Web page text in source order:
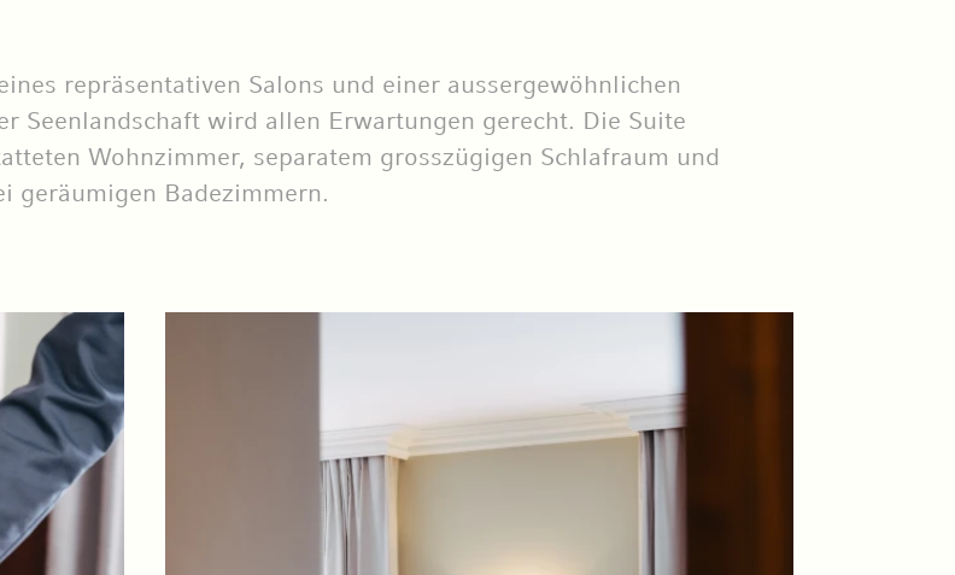
repräsentativen Salons und einer aussergewöhnlichen
Seenlandschaft wird allen Erwartungen gerecht. Die Suite
Wohnzimmer, separatem grosszügigen Schlafraum und
geräumigen Badezimmern.